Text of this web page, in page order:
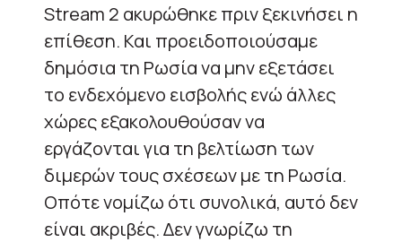
Stream 2 ακυρώθηκε πριν ξεκινήσει η
επίθεση. Και προειδοποιούσαμε
δημόσια τη Ρωσία να μην εξετάσει
το ενδεχόμενο εισβολής ενώ άλλες
χώρες εξακολουθούσαν να
εργάζονται για τη βελτίωση των
διμερών τους σχέσεων με τη Ρωσία.
Οπότε νομίζω ότι συνολικά, αυτό δεν
είναι ακριβές. Δεν γνωρίζω τη